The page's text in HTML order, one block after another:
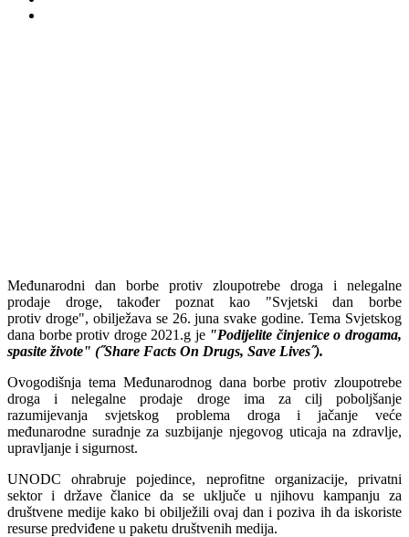
Međunarodni dan borbe protiv zloupotrebe droga i nelegalne
prodaje droge, također poznat kao "Svjetski dan borbe
protiv droge", obilježava se 26. juna svake godine. Tema Svjetskog
dana borbe protiv droge 2021.g je "Podijelite činjenice o drogama,
spasite živote" (˝Share Facts On Drugs, Save Lives˝).
Ovogodišnja tema Međunarodnog dana borbe protiv zloupotrebe
droga i nelegalne prodaje droge ima za cilj poboljšanje
razumijevanja svjetskog problema droga i jačanje veće
međunarodne suradnje za suzbijanje njegovog uticaja na zdravlje,
upravljanje i sigurnost.
UNODC ohrabruje pojedince, neprofitne organizacije, privatni
sektor i države članice da se uključe u njihovu kampanju za
društvene medije kako bi obilježili ovaj dan i poziva ih da iskoriste
resurse predviđene u paketu društvenih medija.